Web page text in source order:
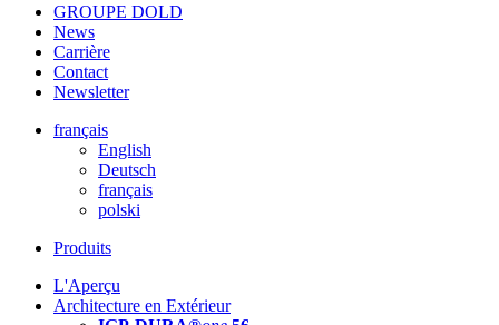
GROUPE DOLD
News
Carrière
Contact
Newsletter
français
English
Deutsch
français
polski
Produits
L'Aperçu
Architecture en Extérieur